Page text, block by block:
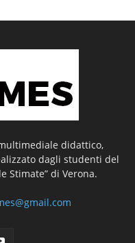
didattico,
dagli studenti del
Stimate” di Verona.